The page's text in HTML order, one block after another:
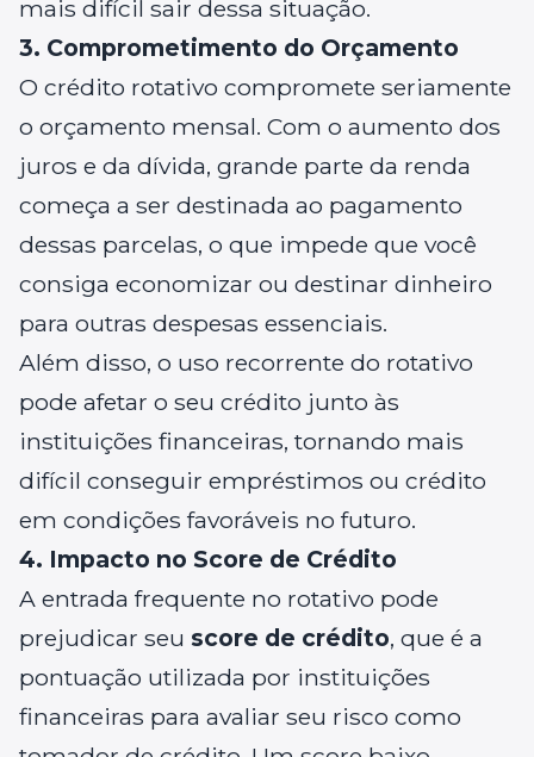
mais difícil sair dessa situação.
3. Comprometimento do Orçamento
O crédito rotativo compromete seriamente
o orçamento mensal. Com o aumento dos
juros e da dívida, grande parte da renda
começa a ser destinada ao pagamento
dessas parcelas, o que impede que você
consiga economizar ou destinar dinheiro
para outras despesas essenciais.
Além disso, o uso recorrente do rotativo
pode afetar o seu crédito junto às
instituições financeiras, tornando mais
difícil conseguir empréstimos ou crédito
em condições favoráveis no futuro.
4. Impacto no Score de Crédito
A entrada frequente no rotativo pode
prejudicar seu score de crédito, que é a
pontuação utilizada por instituições
financeiras para avaliar seu risco como